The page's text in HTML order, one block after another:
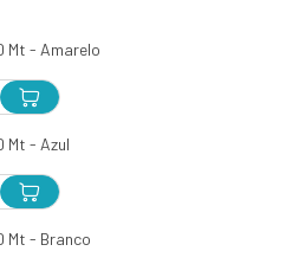
Mt - Amarelo
Mt - Azul
Mt - Branco